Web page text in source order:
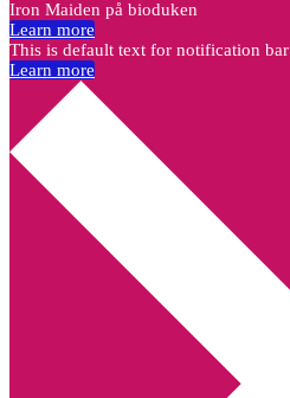
Iron Maiden på bioduken
Learn more
This is default text for notification bar
Learn more